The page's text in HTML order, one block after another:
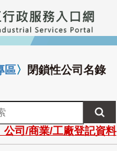
區〉 閉鎖性公司名錄
公司/商業/工廠登記資料